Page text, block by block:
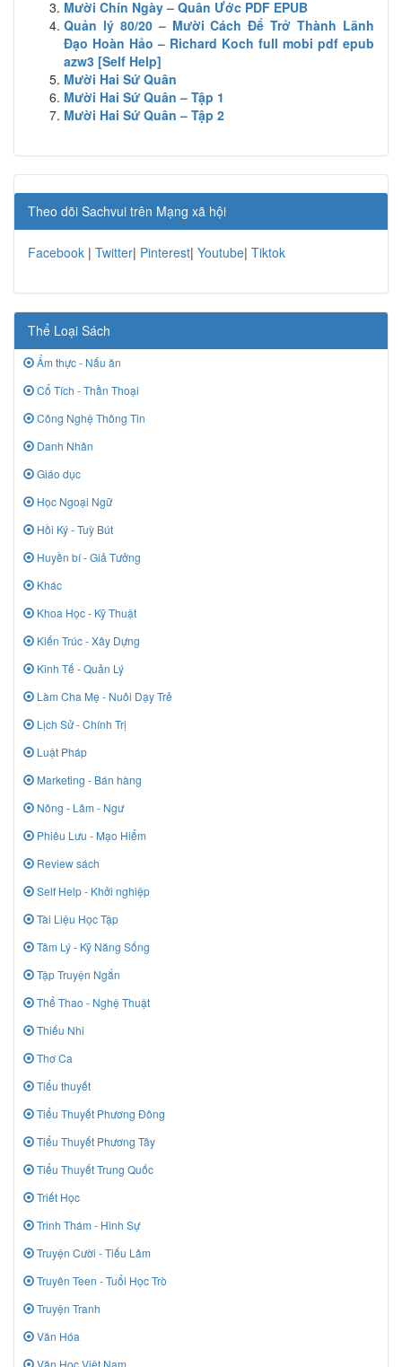
Mười Chín Ngày – Quân Ước PDF EPUB
Quản lý 80/20 – Mười Cách Để Trở Thành Lãnh
Đạo Hoàn Hảo – Richard Koch full mobi pdf epub
azw3 [Self Help]
Mười Hai Sứ Quân
Mười Hai Sứ Quân – Tập 1
Mười Hai Sứ Quân – Tập 2
Theo dõi Sachvui trên Mạng xã hội
Facebook | Twitter| Pinterest| Youtube| Tiktok
Thể Loại Sách
Ẩm thực - Nấu ăn
Cổ Tích - Thần Thoại
Công Nghệ Thông Tin
Danh Nhân
Giáo dục
Học Ngoại Ngữ
Hồi Ký - Tuỳ Bút
Huyền bí - Giả Tưởng
Khác
Khoa Học - Kỹ Thuật
Kiến Trúc - Xây Dựng
Kinh Tế - Quản Lý
Làm Cha Mẹ - Nuôi Dạy Trẻ
Lịch Sử - Chính Trị
Luật Pháp
Marketing - Bán hàng
Nông - Lâm - Ngư
Phiêu Lưu - Mạo Hiểm
Review sách
Self Help - Khởi nghiệp
Tài Liệu Học Tập
Tâm Lý - Kỹ Năng Sống
Tập Truyện Ngắn
Thể Thao - Nghệ Thuật
Thiếu Nhi
Thơ Ca
Tiểu thuyết
Tiểu Thuyết Phương Đông
Tiểu Thuyết Phương Tây
Tiểu Thuyết Trung Quốc
Triết Học
Trinh Thám - Hình Sự
Truyện Cười - Tiếu Lâm
Truyên Teen - Tuổi Học Trò
Truyện Tranh
Văn Hóa
Văn Học Việt Nam